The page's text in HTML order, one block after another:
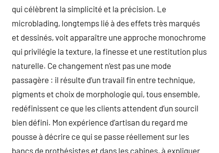
qui célèbrent la simplicité et la précision. Le
microblading, longtemps lié à des effets très marqués
et dessinés, voit apparaître une approche monochrome
qui privilégie la texture, la finesse et une restitution plus
naturelle. Ce changement n’est pas une mode
passagère : il résulte d’un travail fin entre technique,
pigments et choix de morphologie qui, tous ensemble,
redéfinissent ce que les clients attendent d’un sourcil
bien défini. Mon expérience d’artisan du regard me
pousse à décrire ce qui se passe réellement sur les
bancs de prothésistes et dans les cabines, à expliquer